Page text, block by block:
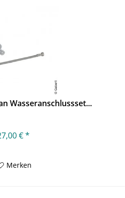
Wasseranschlussset...
€ *
Merken